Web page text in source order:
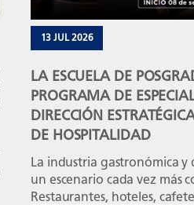
13 JUL 2026
LA ESCUELA DE
PROGRAMA DE
DIRECCIÓN
DE HOSPITALIDAD
La industria gastronómica
un escenario cada vez más
Restaurantes, hoteles,